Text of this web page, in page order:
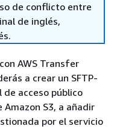
de conflicto entre
de inglés,
AWS Transfer
a crear un SFTP-
acceso público
S3, a añadir
por el servicio